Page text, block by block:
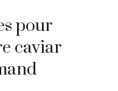
pour
caviar